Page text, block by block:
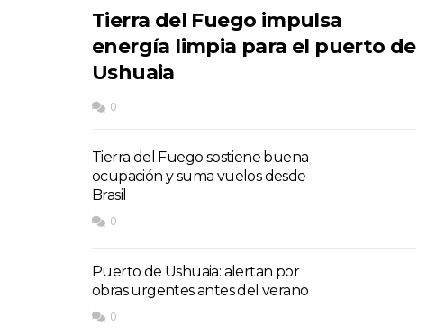
Tierra del Fuego impulsa
energía limpia para el puerto de
Ushuaia
0
Tierra del Fuego sostiene buena
ocupación y suma vuelos desde
Brasil
0
Puerto de Ushuaia: alertan por
obras urgentes antes del verano
0